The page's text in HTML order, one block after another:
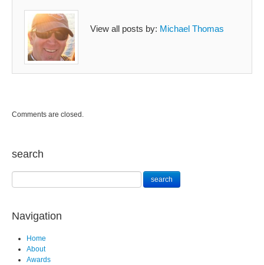
View all posts by: Michael Thomas
Comments are closed.
search
Navigation
Home
About
Awards